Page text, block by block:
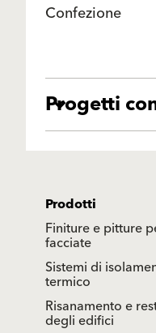
Confezione
Progetti
Prodotti
Finiture e pitture
facciate
Sistemi di
termico
Risanamento e
degli edifici